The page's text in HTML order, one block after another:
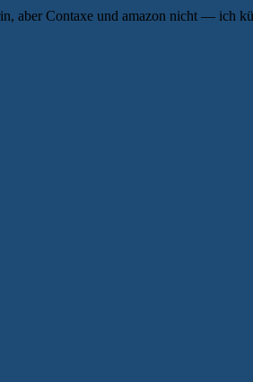
aber Contaxe und amazon nicht — ich